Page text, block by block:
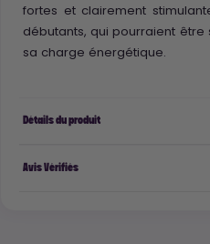
fortes et clairement
débutants, qui pourraient
sa charge énergétique.
Détails du produit
Avis Vérifiés